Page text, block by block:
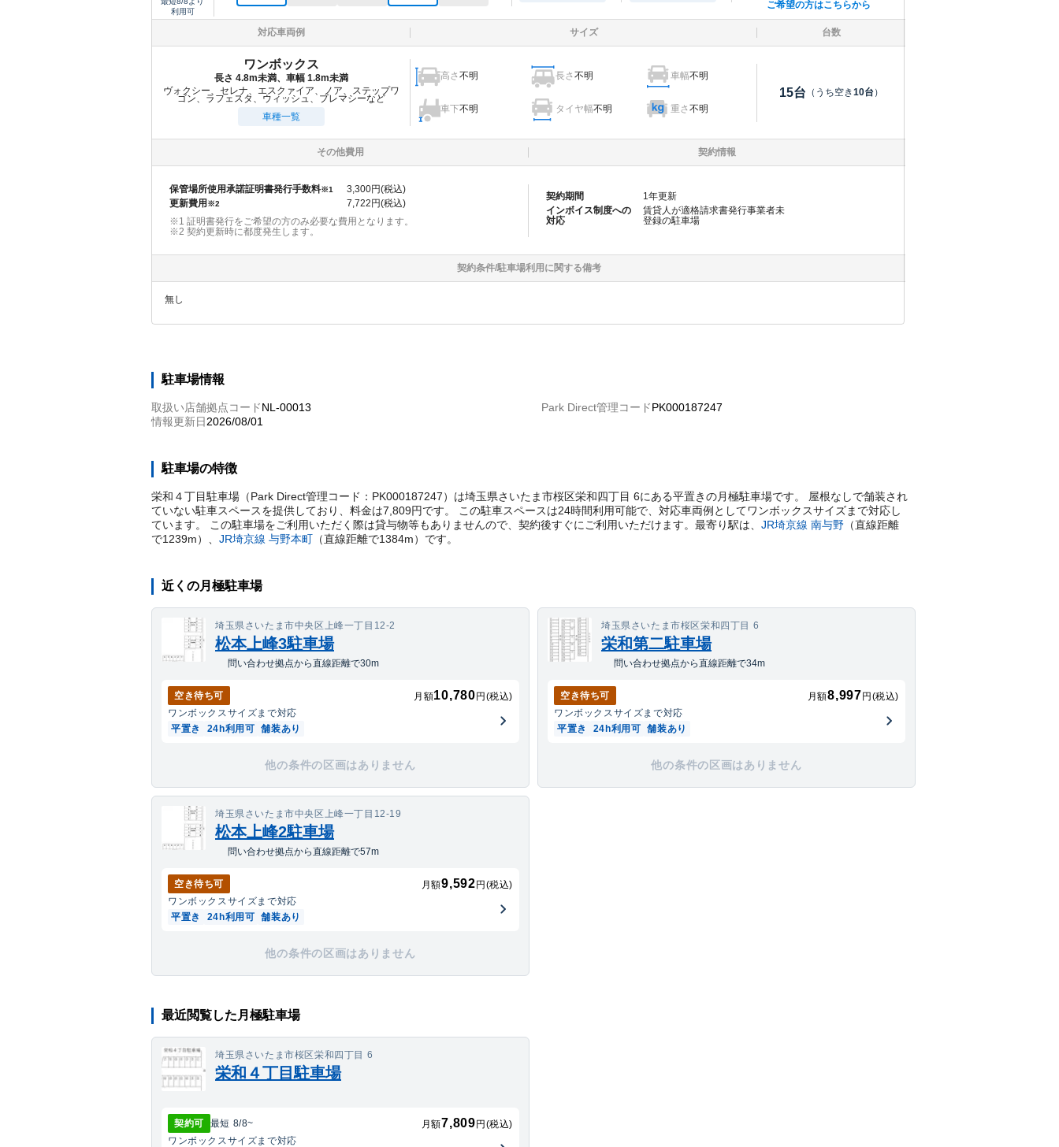
利用可
ご希望の方はこちらから
対応車両例 サイズ 台数
ワンボックス
長さ 4.8m未満、車幅 1.8m未満
ヴォクシー、セレナ、エスクァイア、ノア、ステップワ
ゴン、ラフェスタ、ウィッシュ、プレマシーなど
車種一覧
高さ不明 長さ不明 車幅不明
車下不明 タイヤ幅不明 重さ不明
15台 （うち空き10台）
その他費用 契約情報
保管場所使用承諾証明書発行手数料※1 3,300円(税込)
更新費用※2 7,722円(税込)
※1 証明書発行をご希望の方のみ必要な費用となります。
※2 契約更新時に都度発生します。
契約期間 1年更新
インボイス制度への
対応
賃貸人が適格請求書発行事業者未
登録の駐車場
契約条件/駐車場利用に関する備考
無し
駐車場情報
取扱い店舗拠点コードNL-00013 Park Direct管理コードPK000187247
情報更新日2026/08/01
駐車場の特徴
栄和４丁目駐車場（Park Direct管理コード：PK000187247）は埼玉県さいたま市桜区栄和四丁目 6にある平置きの月極駐車場です。 屋根なしで舗装され
ていない駐車スペースを提供しており、料金は7,809円です。 この駐車スペースは24時間利用可能で、対応車両例としてワンボックスサイズまで対応し
ています。 この駐車場をご利用いただく際は貸与物等もありませんので、契約後すぐにご利用いただけます。 最寄り駅は、 JR埼京線 南与野 （直線距離
で1239m） JR埼京線 与野本町 （直線距離で1384m） です。
近くの月極駐車場
埼玉県さいたま市中央区上峰一丁目12-2
松本上峰3駐車場
問い合わせ拠点から直線距離で30m
空き待ち可 月額10,780 円(税込)
ワンボックスサイズまで対応
平置き
24h利用可 舗装あり
他の条件の区画はありません
埼玉県さいたま市桜区栄和四丁目 6
栄和第二駐車場
問い合わせ拠点から直線距離で34m
空き待ち可 月額8,997 円(税込)
ワンボックスサイズまで対応
平置き
24h利用可 舗装あり
他の条件の区画はありません
埼玉県さいたま市中央区上峰一丁目12-19
松本上峰2駐車場
問い合わせ拠点から直線距離で57m
空き待ち可 月額9,592 円(税込)
ワンボックスサイズまで対応
平置き
24h利用可 舗装あり
他の条件の区画はありません
最近閲覧した月極駐車場
埼玉県さいたま市桜区栄和四丁目 6
栄和４丁目駐車場
契約可 最短 8/8~ 月額7,809 円(税込)
ワンボックスサイズまで対応